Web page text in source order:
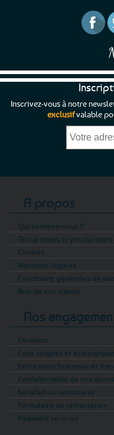
Inscrivez-vous à notre
exclusifvalable
A propos
Qui sommes-nous ?
Nos artisans et producteurs
Cookies
Mentions légales
Conditions générales de
Avis de nos clients
Nos
Livraison
Colis soignés et
Fabrication bretonne et
Confidentialité de vos
Satisfait ou remboursé
Formulaire de rétractation
Paiement sécurisé